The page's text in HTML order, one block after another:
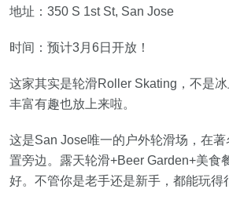
地址：350 S 1st St, San Jose
时间：预计3月6日开放！
这家其实是轮滑Roller Skating，不是
丰富有趣也放上来啦。
这是San Jose唯一的户外轮滑场，在
置旁边。露天轮滑+Beer Garden+美食
好。不管你是老手还是新手，都能玩得